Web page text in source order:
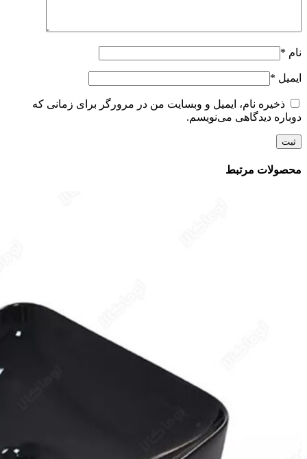
نام *
ایمیل *
ذخیره نام، ایمیل و وبسایت من در مرورگر برای زمانی که
دوباره دیدگاهی می‌نویسم.
محصولات مرتبط